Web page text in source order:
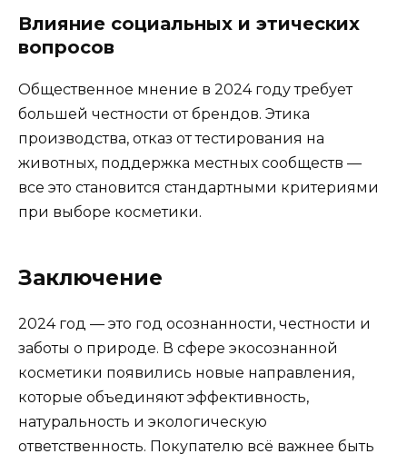
Влияние социальных и этических
вопросов
Общественное мнение в 2024 году требует
большей честности от брендов. Этика
производства, отказ от тестирования на
животных, поддержка местных сообществ —
все это становится стандартными критериями
при выборе косметики.
Заключение
2024 год — это год осознанности, честности и
заботы о природе. В сфере экосознанной
косметики появились новые направления,
которые объединяют эффективность,
натуральность и экологическую
ответственность. Покупателю всё важнее быть